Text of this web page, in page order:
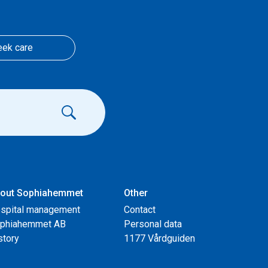
care
Sophiahemmet
management
AB
Other
Contact
Personal data
1177 Vårdguiden